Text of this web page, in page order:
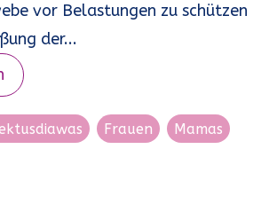
vor Belastungen zu schützen
der...
Frauen Mamas